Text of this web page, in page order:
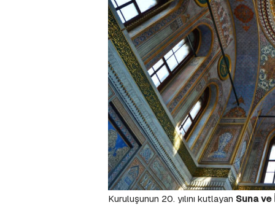
Kuruluşunun 20. yılını kutlayan Suna ve